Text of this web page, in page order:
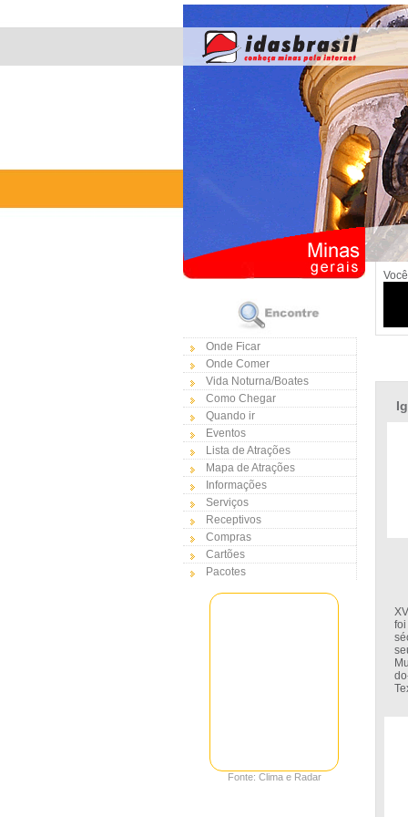
Onde Ficar
Onde Comer
Vida Noturna/Boates
Como Chegar
Quando ir
Eventos
Lista de Atrações
Mapa de Atrações
Informações
Serviços
Receptivos
Compras
Cartões
Pacotes
Fonte: Clima e Radar